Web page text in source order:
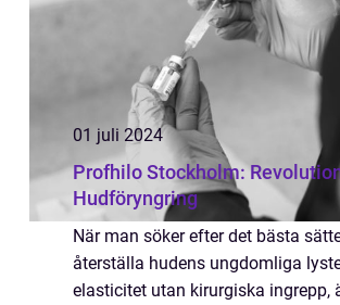
01 juli 2024
Profhilo Stockholm:
Hudföryngring
När man söker efter det bästa
återställa hudens ungdomliga
elasticitet utan kirurgiska ingrepp,